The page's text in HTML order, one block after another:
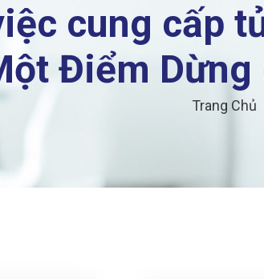
cung cấp
Điểm Dừng
Trang Chủ